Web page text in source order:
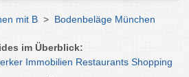
mit B > Bodenbeläge München
im Überblick:
Immobilien Restaurants Shopping